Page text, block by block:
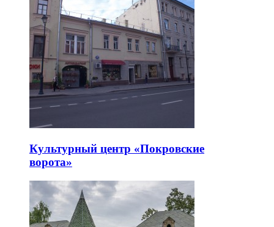
Культурный центр «Покровские
ворота»